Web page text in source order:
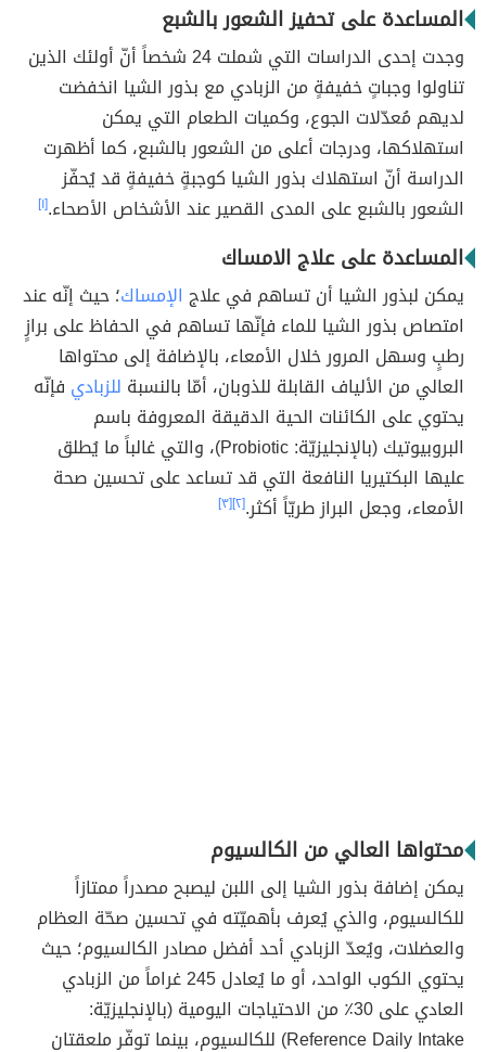
المساعدة على تحفيز الشعور بالشبع
وجدت إحدى الدراسات التي شملت 24 شخصاً أنّ أولئك الذين
تناولوا وجباتٍ خفيفةٍ من الزبادي مع بذور الشيا انخفضت
لديهم مُعدّلات الجوع، وكميات الطعام التي يمكن
استهلاكها، ودرجات أعلى من الشعور بالشبع، كما أظهرت
الدراسة أنّ استهلاك بذور الشيا كوجبةٍ خفيفةٍ قد يُحفّز
الشعور بالشبع على المدى القصير عند الأشخاص الأصحاء.[١]
المساعدة على علاج الامساك
يمكن لبذور الشيا أن تساهم في علاج الإمساك؛ حيث إنّه عند
امتصاص بذور الشيا للماء فإنّها تساهم في الحفاظ على برازٍ
رطبٍ وسهل المرور خلال الأمعاء، بالإضافة إلى محتواها
العالي من الألياف القابلة للذوبان، أمّا بالنسبة للزبادي فإنّه
يحتوي على الكائنات الحية الدقيقة المعروفة باسم
البروبيوتيك (بالإنجليزيّة: Probiotic)، والتي غالباً ما يُطلق
عليها البكتيريا النافعة التي قد تساعد على تحسين صحة
الأمعاء، وجعل البراز طريّاً أكثر.[٢] [٣]
محتواها العالي من الكالسيوم
يمكن إضافة بذور الشيا إلى اللبن ليصبح مصدراً ممتازاً
للكالسيوم، والذي يُعرف بأهميّته في تحسين صحّة العظام
والعضلات، ويُعدّ الزبادي أحد أفضل مصادر الكالسيوم؛ حيث
يحتوي الكوب الواحد، أو ما يُعادل 245 غراماً من الزبادي
العادي على 30٪ من الاحتياجات اليومية (بالإنجليزيّة:
Reference Daily Intake) للكالسيوم، بينما توفّر ملعقتان